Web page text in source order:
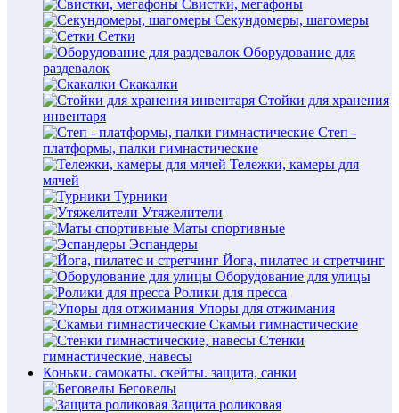
Свистки, мегафоны
Секундомеры, шагомеры
Сетки
Оборудование для
раздевалок
Скакалки
Стойки для хранения
инвентаря
Степ -
платформы, палки гимнастические
Тележки, камеры для
мячей
Турники
Утяжелители
Маты спортивные
Эспандеры
Йога, пилатес и стретчинг
Оборудование для улицы
Ролики для пресса
Упоры для отжимания
Скамьи гимнастические
Стенки
гимнастические, навесы
Коньки. самокаты. скейты. защита, санки
Беговелы
Защита роликовая